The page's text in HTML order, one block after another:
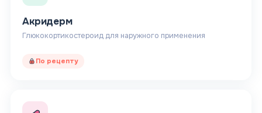
Акридерм
Глюкокортикостероид для наружного применения
По рецепту